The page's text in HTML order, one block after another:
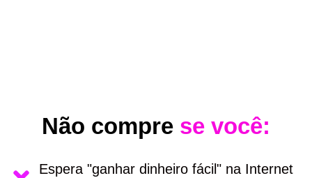
Não compre se você:
Espera "ganhar dinheiro fácil" na Internet